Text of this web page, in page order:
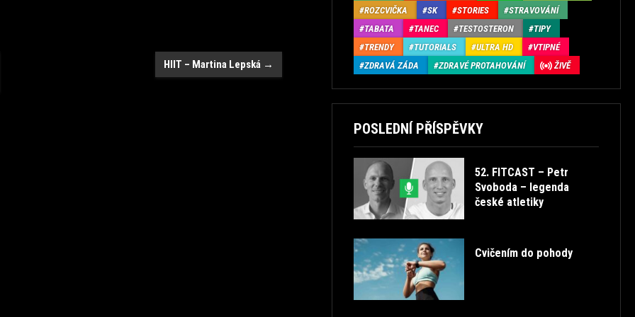
HIIT – Martina Lepská →
ROZCVIČKA
SK STORIES
STRAVOVÁNÍ
TABATA
TANEC TESTOSTERON
TIPY
TRENDY
TUTORIALS ULTRA HD
VTIPNÉ
ZDRAVÁ ZÁDA
ZDRAVÉ PROTAHOVÁNÍ ŽIVĚ
POSLEDNÍ PŘÍSPĚVKY
52. FITCAST – Petr
Svoboda – legenda
české atletiky
Cvičením do pohody